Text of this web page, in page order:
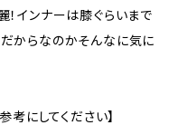
！インナーは膝ぐらいまで
からなのかそんなに気に
考にしてください】